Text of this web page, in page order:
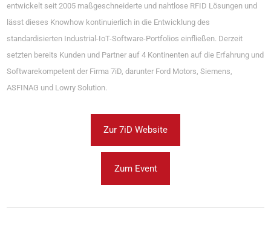
entwickelt seit 2005 maßgeschneiderte und nahtlose RFID Lösungen und
lässt dieses Knowhow kontinuierlich in die Entwicklung des
standardisierten Industrial-IoT-Software-Portfolios einfließen. Derzeit
setzten bereits Kunden und Partner auf 4 Kontinenten auf die Erfahrung und
Softwarekompetent der Firma 7iD, darunter Ford Motors, Siemens,
ASFINAG und Lowry Solution.
Zur 7iD Website
Zum Event